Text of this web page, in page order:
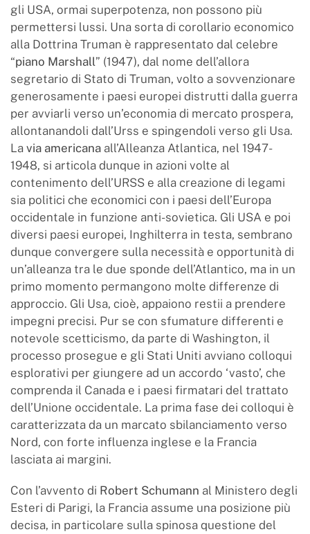
gli USA, ormai superpotenza, non possono più
permettersi lussi. Una sorta di corollario economico
alla Dottrina Truman è rappresentato dal celebre
“piano Marshall” (1947), dal nome dell’allora
segretario di Stato di Truman, volto a sovvenzionare
generosamente i paesi europei distrutti dalla guerra
per avviarli verso un’economia di mercato prospera,
allontanandoli dall’Urss e spingendoli verso gli Usa.
La via americana all’Alleanza Atlantica, nel 1947-
1948, si articola dunque in azioni volte al
contenimento dell’URSS e alla creazione di legami
sia politici che economici con i paesi dell’Europa
occidentale in funzione anti-sovietica. Gli USA e poi
diversi paesi europei, Inghilterra in testa, sembrano
dunque convergere sulla necessità e opportunità di
un’alleanza tra le due sponde dell’Atlantico, ma in un
primo momento permangono molte differenze di
approccio. Gli Usa, cioè, appaiono restii a prendere
impegni precisi. Pur se con sfumature differenti e
notevole scetticismo, da parte di Washington, il
processo prosegue e gli Stati Uniti avviano colloqui
esplorativi per giungere ad un accordo ‘vasto’, che
comprenda il Canada e i paesi firmatari del trattato
dell’Unione occidentale. La prima fase dei colloqui è
caratterizzata da un marcato sbilanciamento verso
Nord, con forte influenza inglese e la Francia
lasciata ai margini.
Con l’avvento di Robert Schumann al Ministero degli
Esteri di Parigi, la Francia assume una posizione più
decisa, in particolare sulla spinosa questione del